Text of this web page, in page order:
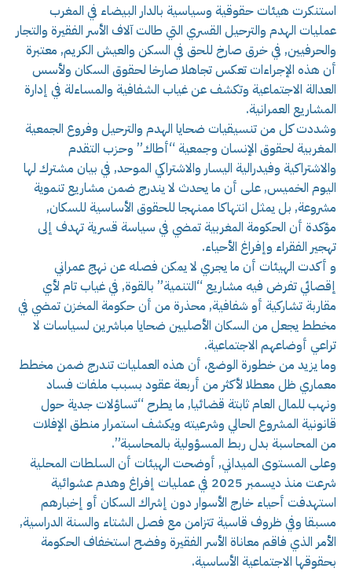
استنكرت هيئات حقوقية وسياسية بالدار البيضاء في المغرب
عمليات الهدم والترحيل القسري التي طالت آلاف الأسر الفقيرة والتجار
والحرفيين, في خرق صارخ للحق في السكن والعيش الكريم, معتبرة
أن هذه الإجراءات تعكس تجاهلا صارخا لحقوق السكان ولأسس
العدالة الاجتماعية وتكشف عن غياب الشفافية والمساءلة في إدارة
المشاريع العمرانية.
وشددت كل من تنسيقيات ضحايا الهدم والترحيل وفروع الجمعية
المغربية لحقوق الإنسان وجمعية “أطاك” وحزب التقدم
والاشتراكية وفيدرالية اليسار والاشتراكي الموحد, في بيان مشترك لها
اليوم الخميس, على أن ما يحدث لا يندرج ضمن مشاريع تنموية
مشروعة, بل يمثل انتهاكا ممنهجا للحقوق الأساسية للسكان,
مؤكدة أن الحكومة المغربية تمضي في سياسة قسرية تهدف إلى
تهجير الفقراء وإفراغ الأحياء.
و أكدت الهيئات أن ما يجري لا يمكن فصله عن نهج عمراني
إقصائي تفرض فيه مشاريع “التنمية” بالقوة, في غياب تام لأي
مقاربة تشاركية أو شفافية, محذرة من أن حكومة المخزن تمضي في
مخطط يجعل من السكان الأصليين ضحايا مباشرين لسياسات لا
تراعي أوضاعهم الاجتماعية.
وما يزيد من خطورة الوضع، أن هذه العمليات تندرج ضمن مخطط
معماري ظل معطلا لأكثر من أربعة عقود بسبب ملفات فساد
ونهب للمال العام ثابتة قضائيا, ما يطرح “تساؤلات جدية حول
قانونية المشروع الحالي وشرعيته ويكشف استمرار منطق الإفلات
من المحاسبة بدل ربط المسؤولية بالمحاسبة”.
وعلى المستوى الميداني, أوضحت الهيئات أن السلطات المحلية
شرعت منذ ديسمبر 2025 في عمليات إفراغ وهدم عشوائية
استهدفت أحياء خارج الأسوار دون إشراك السكان أو إخبارهم
مسبقا وفي ظروف قاسية تتزامن مع فصل الشتاء والسنة الدراسية,
الأمر الذي فاقم معاناة الأسر الفقيرة وفضح استخفاف الحكومة
بحقوقها الاجتماعية الأساسية.